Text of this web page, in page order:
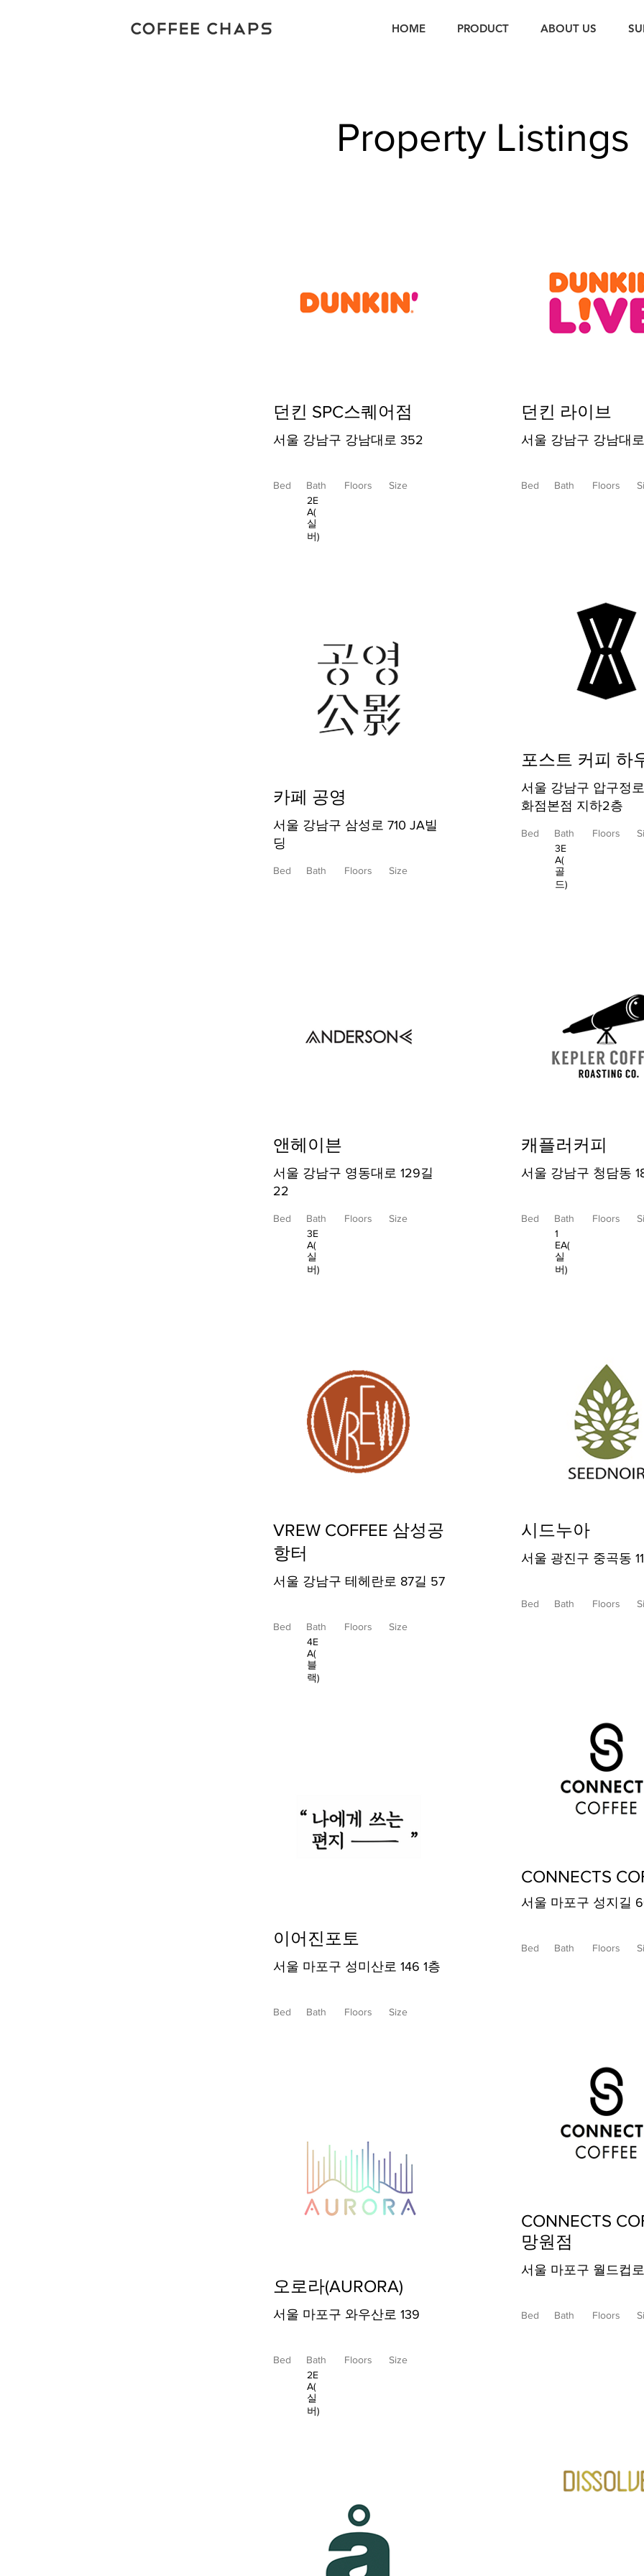
HOME PRODUCT ABOUT US
Property Listings
던킨 SPC스퀘어점
서울 강남구 강남대로 352
Bed Bath
Floors
2E
A(
실
버)
Size
카페 공영
서울 강남구 삼성로 710 JA빌
딩
Bed Bath Floors Size
앤헤이븐
서울 강남구 영동대로 129길
22
Bed Bath
Floors
3E
A(
실
버)
Size
VREW COFFEE 삼성공
항터
서울 강남구 테헤란로 87길 57
Bed Bath
Floors
4E
A(
블
랙)
Size
이어진포토
서울 마포구 성미산로 146 1층
Bed Bath Floors Size
오로라(AURORA)
서울 마포구 와우산로 139
Bed Bath
Floors
2E
A(
실
버)
Size
던킨 라이브
서울 강남구 강남대
Bed Bath Floors
포스트 커피 하
서울 강남구 압구정
화점본점 지하2층
Bed Bath
Floors
3E
A(
골
드)
캐플러커피
서울 강남구 청담동
Bed Bath
Floors
1
EA(
실
버)
시드누아
서울 광진구 중곡동
Bed Bath Floors
CONNECTS
서울 마포구 성지길
Bed Bath Floors
CONNECTS
망원점
서울 마포구 월드컵로
Bed Bath Floors